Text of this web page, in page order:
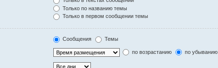
Только по названию темы
Только в первом сообщении темы
Сообщения Темы
по возрастанию по убыванию